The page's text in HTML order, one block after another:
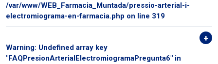
/var/www/WEB_Farmacia_Muntada/pressio-arterial-i-
electromiograma-en-farmacia.php on line 319
Warning: Undefined array key
"FAQPresionArterialElectromiogramaPregunta6" in